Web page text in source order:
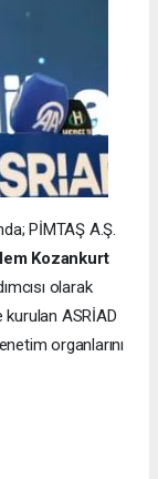
PİMTAŞ A.Ş.
Kozankurt
olarak
kurulan ASRİAD
organlarını